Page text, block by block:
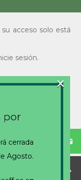
su acceso solo está
sesión.
por
cerrada
Agosto.
×